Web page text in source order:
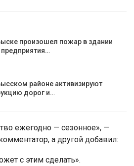
произошел пожар в здании
районе активизируют
дорог и…
ежегодно — сезонное», —
а другой добавил:
с этим сделать».